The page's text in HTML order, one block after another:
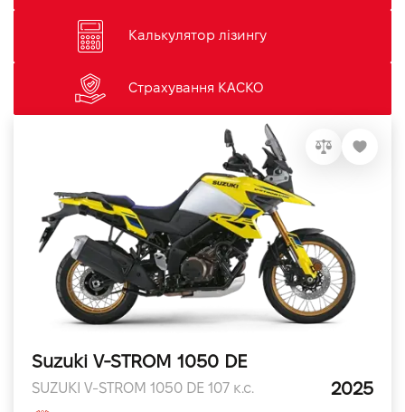
Калькулятор лізингу
Страхування КАСКО
Suzuki V-STROM 1050 DE
SUZUKI V-STROM 1050 DE 107 к.с. 2025